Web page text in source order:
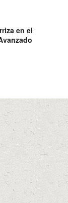
en el